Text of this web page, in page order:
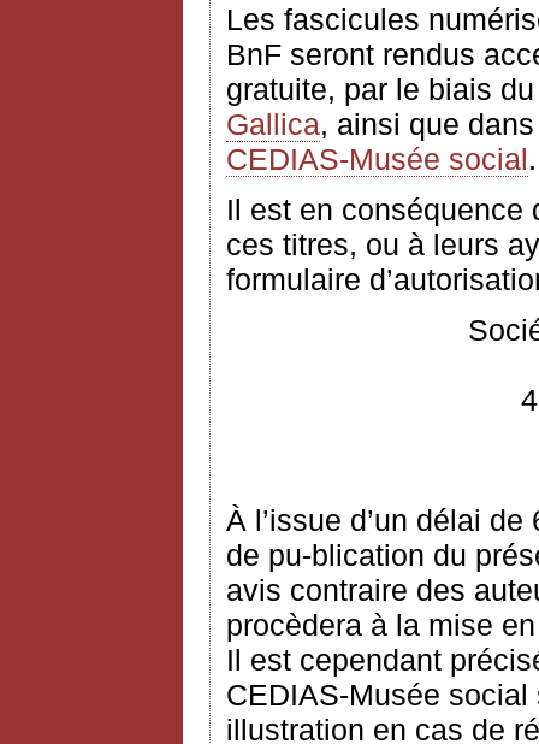
Les fascicules
BnF seront rendus
gratuite, par le biais
Gallica, ainsi que
CEDIAS-Musée social.
Il est en conséquence
ces titres, ou à leurs
formulaire
À l’issue d’un délai
de pu-blication du
avis contraire des
procèdera à la mise
Il est cependant
CEDIAS-Musée social
illustration en cas de